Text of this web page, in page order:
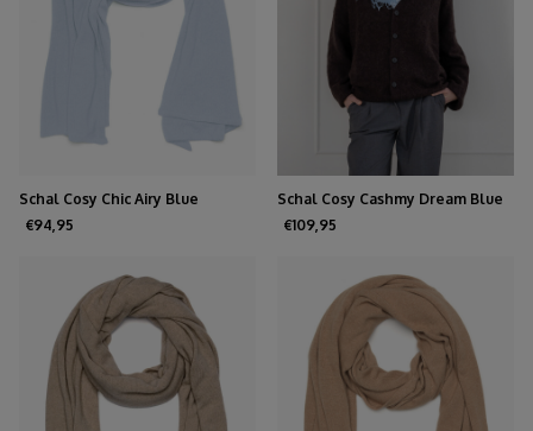
Schal Cosy Chic Airy Blue
€94,95
Schal Cosy Cashmy Dream Blue
€109,95